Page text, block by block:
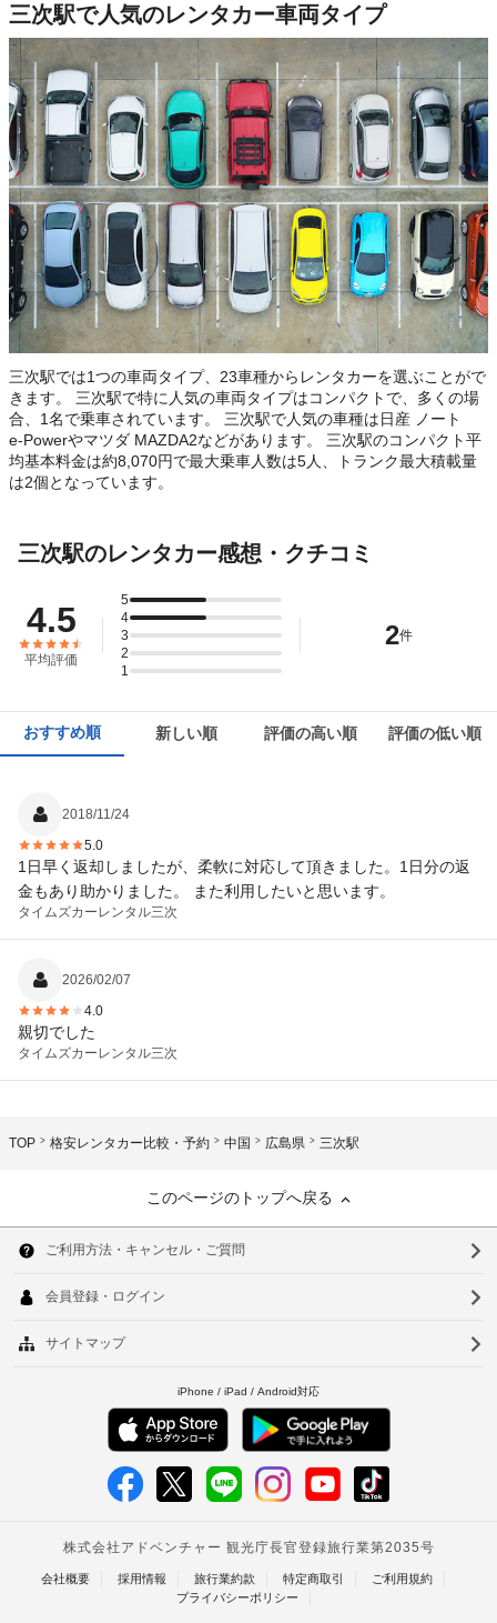
三次駅で人気のレンタカー車両タイプ
三次駅では1つの車両タイプ、23車種からレンタカーを選ぶことがで
きます。 三次駅で特に人気の車両タイプはコンパクトで、多くの場
合、1名で乗車されています。 三次駅で人気の車種は日産 ノート
e-Powerやマツダ MAZDA2などがあります。 三次駅のコンパクト平
均基本料金は約8,070円で最大乗車人数は5人、トランク最大積載量
は2個となっています。
三次駅のレンタカー感想・クチコミ
4.5
平均評価
5
4
3
2
1
2件
おすすめ順 新しい順 評価の高い順 評価の低い順
2018/11/24
5.0
1日早く返却しましたが、柔軟に対応して頂きました。1日分の返
金もあり助かりました。 また利用したいと思います。
タイムズカーレンタル三次
2026/02/07
4.0
親切でした
タイムズカーレンタル三次
TOP 格安レンタカー比較・予約 中国 広島県 三次駅
このページのトップへ戻る